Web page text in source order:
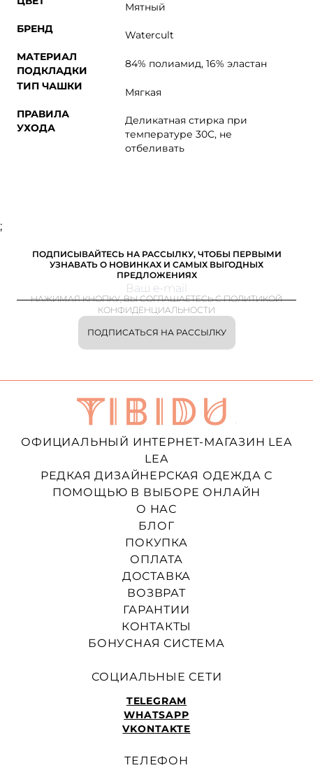
Мятный
БРЕНД
Watercult
МАТЕРИАЛ
ПОДКЛАДКИ
84% полиамид, 16% эластан
ТИП ЧАШКИ
Мягкая
ПРАВИЛА
УХОДА
Деликатная стирка при
температуре 30С, не
отбеливать
;
ПОДПИСЫВАЙТЕСЬ НА РАССЫЛКУ, ЧТОБЫ ПЕРВЫМИ
УЗНАВАТЬ О НОВИНКАХ И САМЫХ ВЫГОДНЫХ
ПРЕДЛОЖЕНИЯХ
ПОДПИСАТЬСЯ НА РАССЫЛКУ
НАЖИМАЯ КНОПКУ, ВЫ СОГЛАШАЕТЕСЬ С ПОЛИТИКОЙ
КОНФИДЕНЦИАЛЬНОСТИ
ОФИЦИАЛЬНЫЙ ИНТЕРНЕТ-МАГАЗИН LEA
LEA
РЕДКАЯ ДИЗАЙНЕРСКАЯ ОДЕЖДА С
ПОМОЩЬЮ В ВЫБОРЕ ОНЛАЙН
О НАС
БЛОГ
ПОКУПКА
ОПЛАТА
ДОСТАВКА
ВОЗВРАТ
ГАРАНТИИ
КОНТАКТЫ
БОНУСНАЯ СИСТЕМА
СОЦИАЛЬНЫЕ СЕТИ
TELEGRAM
WHATSAPP
VKONTAKTE
ТЕЛЕФОН